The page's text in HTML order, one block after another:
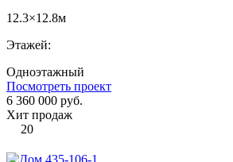
12.3×12.8м
Этажей:
Одноэтажный
Посмотреть проект
6 360 000 руб.
Хит продаж
20